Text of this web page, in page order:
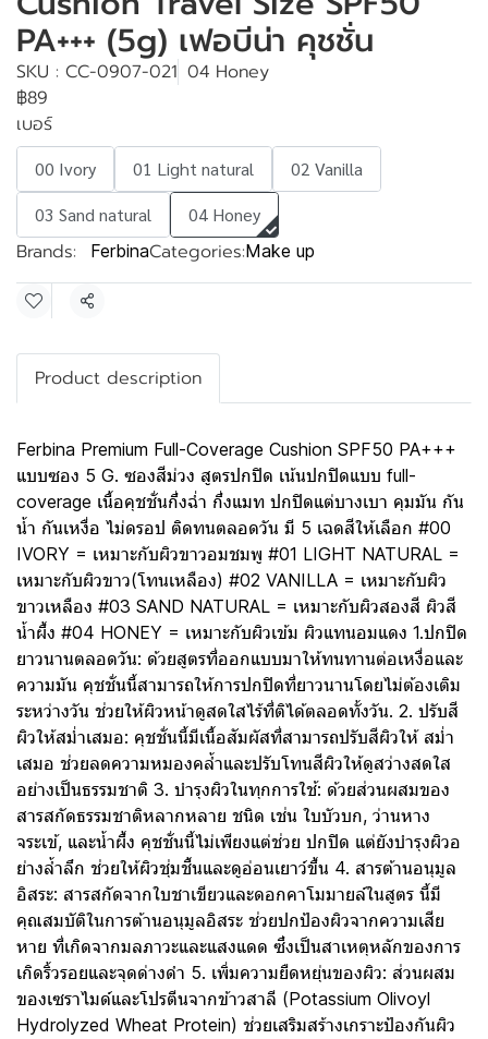
PA+++ (5g) เฟอบีน่า คุชชั่น
SKU : CC-0907-021 04 Honey
฿89
เบอร์
00 Ivory 01 Light natural
02 Vanilla
03 Sand natural
04 Honey
Brands: FerbinaCategories:Make up
Share
Product description
Ferbina Premium Full-Coverage Cushion SPF50 PA+++
แบบซอง 5 G. ซองสีม่วง สูตรปกปิด เน้นปกปิดแบบ full-
coverage เนื้อคุชชั่นกึ่งฉ่ำ กึ่งแมท ปกปิดแต่บางเบา คุมมัน กัน
น้ำ กันเหงื่อ ไม่ดรอป ติดทนตลอดวัน มี 5 เฉดสีให้เลือก #00
IVORY = เหมาะกับผิวขาวอมชมพู #01 LIGHT NATURAL =
เหมาะกับผิวขาว(โทนเหลือง) #02 VANILLA = เหมาะกับผิว
ขาวเหลือง #03 SAND NATURAL = เหมาะกับผิวสองสี ผิวสี
น้ำผึ้ง #04 HONEY = เหมาะกับผิวเข้ม ผิวแทนอมแดง 1.ปกปิด
ยาวนานตลอดวัน: ด้วยสูตรที่ออกแบบมาให้ทนทานต่อเหงื่อและ
ความมัน คุชชั่นนี้สามารถให้การปกปิดที่ยาวนานโดยไม่ต้องเติม
ระหว่างวัน ช่วยให้ผิวหน้าดูสดใสไร้ที่ติได้ตลอดทั้งวัน. 2. ปรับสี
ผิวให้สมํ่าเสมอ: คุชชั่นนี้มีเนื้อสัมผัสที่สามารถปรับสีผิวให้ สมํ่า
เสมอ ช่วยลดความหมองคลํ้าและปรับโทนสีผิวให้ดูสว่างสดใส
อย่างเป็นธรรมชาติ 3. บํารุงผิวในทุกการใช้: ด้วยส่วนผสมของ
สารสกัดธรรมชาติหลากหลาย ชนิด เช่น ใบบัวบก, ว่านหาง
จระเข้, และนํ้าผึ้ง คุชชั่นนี้ไม่เพียงแต่ช่วย ปกปิด แต่ยังบํารุงผิวอ
ย่างลํ้าลึก ช่วยให้ผิวชุ่มชื้นและดูอ่อนเยาว์ขึ้น 4. สารต้านอนุมูล
อิสระ: สารสกัดจากใบชาเขียวและดอกคาโมมายล์ในสูตร นี้มี
คุณสมบัติในการต้านอนุมูลอิสระ ช่วยปกป้องผิวจากความเสีย
หาย ที่เกิดจากมลภาวะและแสงแดด ซึ่งเป็นสาเหตุหลักของการ
เกิดริ้วรอยและจุดด่างดํา 5. เพิ่มความยืดหยุ่นของผิว: ส่วนผสม
ของเซราไมด์และโปรตีนจากข้าวสาลี (Potassium Olivoyl
Hydrolyzed Wheat Protein) ช่วยเสริมสร้างเกราะป้องกันผิว